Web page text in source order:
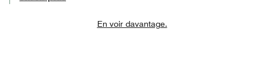
En voir davantage.